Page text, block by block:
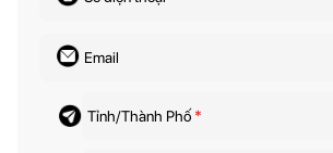
Email
Tỉnh/Thành Phố *